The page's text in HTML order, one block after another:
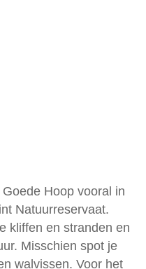
Hoop vooral in
Natuurreservaat.
kliffen en stranden en
Misschien spot je
walvissen. Voor het